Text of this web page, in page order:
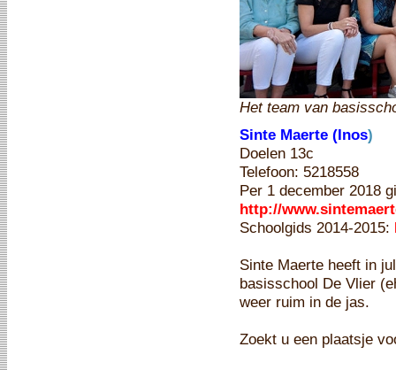
Het team van
Sinte Maerte (Inos)
Doelen 13c
Telefoon: 5218558
Per 1 december 2018
http://
Schoolgids 2014-2015:
Sinte Maerte heeft in
basisschool De Vlier
weer ruim in de jas.
Zoekt u een plaatsje